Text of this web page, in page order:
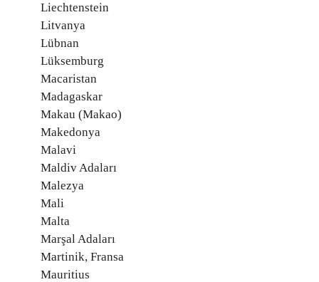
Liechtenstein
Litvanya
Lübnan
Lüksemburg
Macaristan
Madagaskar
Makau (Makao)
Makedonya
Malavi
Maldiv Adaları
Malezya
Mali
Malta
Marşal Adaları
Martinik, Fransa
Mauritius